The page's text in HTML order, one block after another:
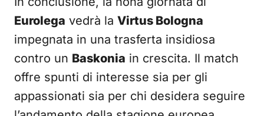
Eurolega vedrà la Virtus Bologna
impegnata in una trasferta insidiosa
contro un Baskonia in crescita. Il match
offre spunti di interesse sia per gli
appassionati sia per chi desidera seguire